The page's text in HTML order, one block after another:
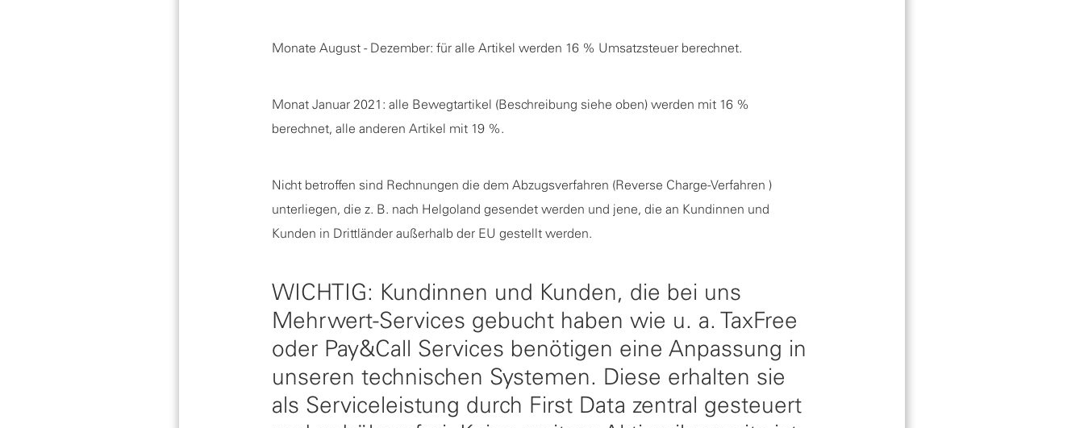
Monate August - Dezember: für alle Artikel werden 16 % Umsatzsteuer berechnet.
Monat Januar 2021: alle Bewegtartikel (Beschreibung siehe oben) werden mit 16 %
berechnet, alle anderen Artikel mit 19 %.
Nicht betroffen sind Rechnungen die dem Abzugsverfahren (Reverse Charge-Verfahren )
unterliegen, die z. B. nach Helgoland gesendet werden und jene, die an Kundinnen und
Kunden in Drittländer außerhalb der EU gestellt werden.
WICHTIG: Kundinnen und Kunden, die bei uns
Mehrwert-Services gebucht haben wie u. a. TaxFree
oder Pay&Call Services benötigen eine Anpassung in
unseren technischen Systemen. Diese erhalten sie
als Serviceleistung durch First Data zentral gesteuert